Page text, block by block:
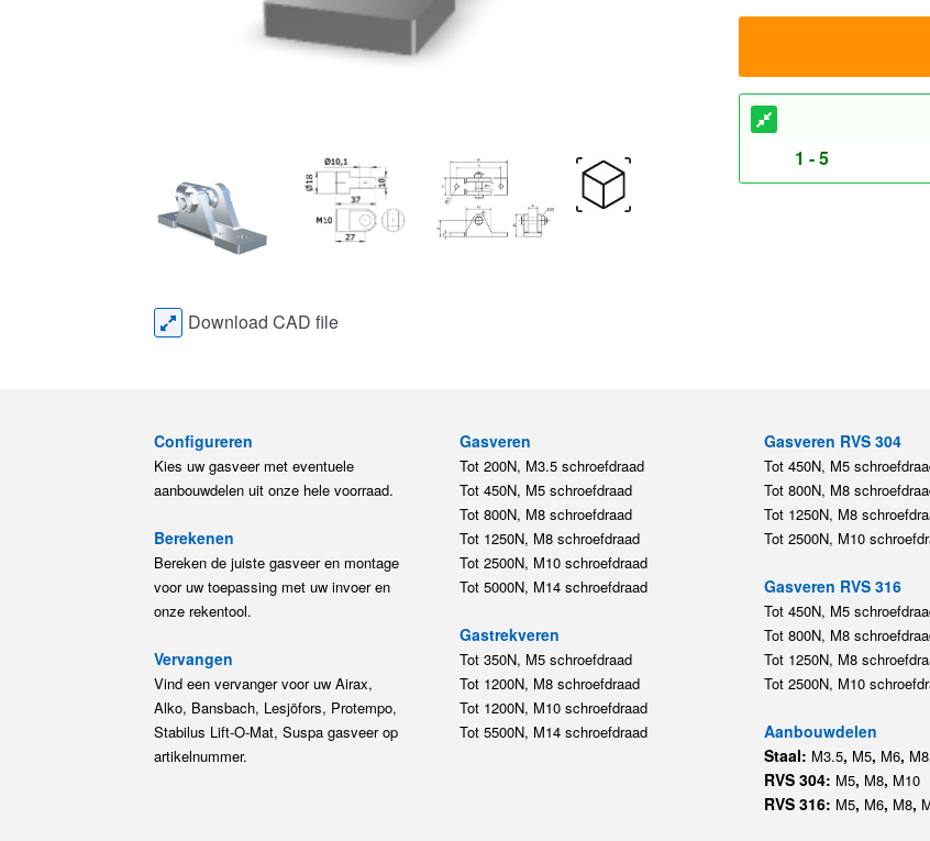
1 - 5
Download CAD file
Configureren
Kies uw gasveer met eventuele
aanbouwdelen uit onze hele voorraad.
Berekenen
Bereken de juiste gasveer en montage
voor uw toepassing met uw invoer en
onze rekentool.
Vervangen
Vind een vervanger voor uw Airax,
Alko, Bansbach, Lesjöfors, Protempo,
Stabilus Lift-O-Mat, Suspa gasveer op
artikelnummer.
Gasveren
Tot 200N, M3.5 schroefdraad
Tot 450N, M5 schroefdraad
Tot 800N, M8 schroefdraad
Tot 1250N, M8 schroefdraad
Tot 2500N, M10 schroefdraad
Tot 5000N, M14 schroefdraad
Gastrekveren
Tot 350N, M5 schroefdraad
Tot 1200N, M8 schroefdraad
Tot 1200N, M10 schroefdraad
Tot 5500N, M14 schroefdraad
Gasveren RVS 304
Tot 450N, M5
Tot 800N, M8
Tot 1250N, M8
Tot 2500N, M10
Gasveren RVS 316
Tot 450N, M5
Tot 800N, M8
Tot 1250N, M8
Tot 2500N, M10
Aanbouwdelen
Staal: M3.5, M5, M6, M8
RVS 304: M5, M8, M10
RVS 316: M5, M6, M8,